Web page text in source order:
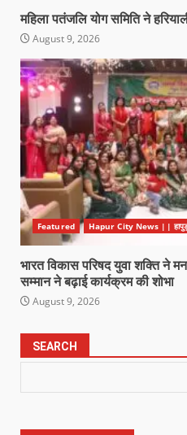
महिला पतंजलि योग समिति ने
August 9, 2026
Featured Hapur City News ||
भारत विकास परिषद युवा शक्ति ने
सम्मान ने बढ़ाई कार्यक्रम की शोभा
August 9, 2026
SEARCH